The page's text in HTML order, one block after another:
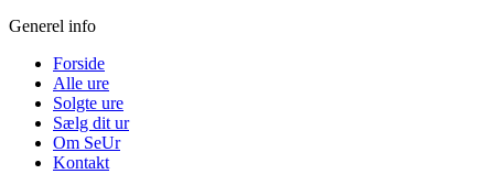
Generel info
Forside
Alle ure
Solgte ure
Sælg dit ur
Om SeUr
Kontakt